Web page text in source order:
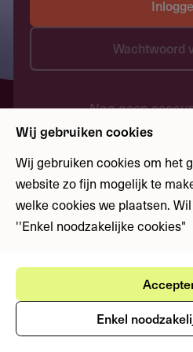
Wachtwoord
Nog geen
Wij gebruiken cookies
Wij gebruiken cookies om het
website zo fijn mogelijk te
welke cookies we plaatsen.
''Enkel noodzakelijke cookies"
Enkel